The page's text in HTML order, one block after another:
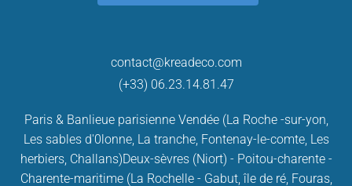
contact@kreadeco.com
(+33) 06.23.14.81.47
Paris & Banlieue parisienneVendée (La Roche -sur-yon,
Les sables d'0lonne, La tranche, Fontenay-le-comte, Les
herbiers, Challans)Deux-sèvres (Niort) - Poitou-charente -
Charente-maritime (La Rochelle - Gabut, île de ré, Fouras,